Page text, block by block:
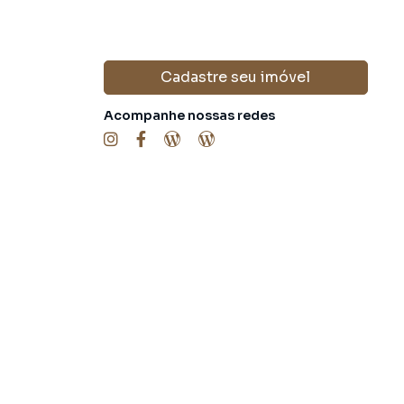
Cadastre seu imóvel
Acompanhe nossas redes